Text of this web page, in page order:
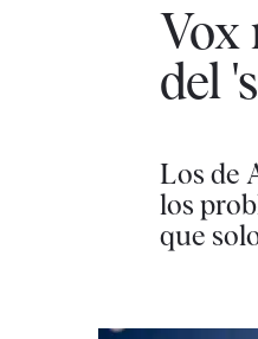
Vox
del
Los de
los
que